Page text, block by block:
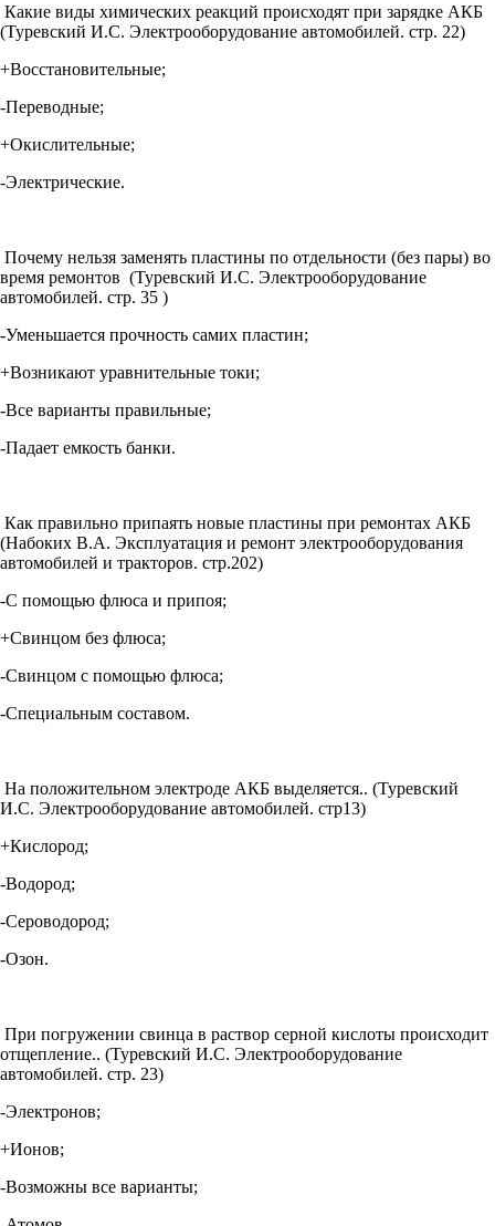
Какие виды химических реакций происходят при зарядке АКБ
(Туревский И.С. Электрооборудование автомобилей. стр. 22)
+Восстановительные;
-Переводные;
+Окислительные;
-Электрические.
Почему нельзя заменять пластины по отдельности (без пары) во
время ремонтов (Туревский И.С. Электрооборудование
автомобилей. стр. 35 )
-Уменьшается прочность самих пластин;
+Возникают уравнительные токи;
-Все варианты правильные;
-Падает емкость банки.
Как правильно припаять новые пластины при ремонтах АКБ
(Набоких В.А. Эксплуатация и ремонт электрооборудования
автомобилей и тракторов. стр.202)
-С помощью флюса и припоя;
+Свинцом без флюса;
-Свинцом с помощью флюса;
-Специальным составом.
На положительном электроде АКБ выделяется.. (Туревский
И.С. Электрооборудование автомобилей. стр13)
+Кислород;
-Водород;
-Сероводород;
-Озон.
При погружении свинца в раствор серной кислоты происходит
отщепление.. (Туревский И.С. Электрооборудование
автомобилей. стр. 23)
-Электронов;
+Ионов;
-Возможны все варианты;